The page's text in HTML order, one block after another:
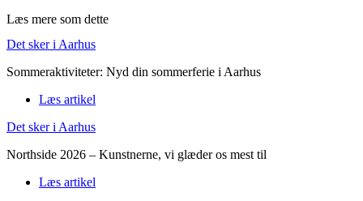
Læs mere som dette
Det sker i Aarhus
Sommeraktiviteter: Nyd din sommerferie i Aarhus
Læs artikel
Det sker i Aarhus
Northside 2026 – Kunstnerne, vi glæder os mest til
Læs artikel